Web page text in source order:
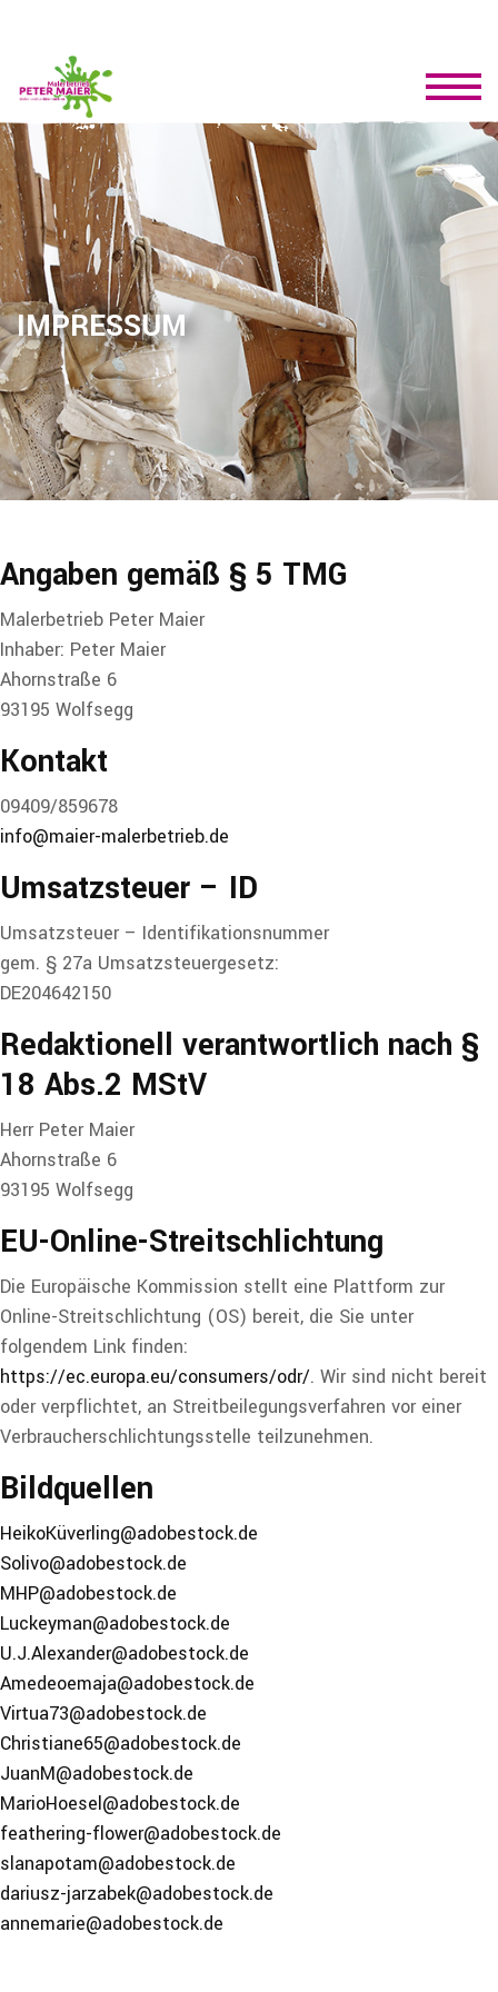
IMPRESSUM
Angaben gemäß § 5 TMG
Malerbetrieb Peter Maier
Inhaber: Peter Maier
Ahornstraße 6
93195 Wolfsegg
Kontakt
09409/859678
info@maier-malerbetrieb.de
Umsatzsteuer – ID
Umsatzsteuer – Identifikationsnummer
gem. § 27a Umsatzsteuergesetz:
DE204642150
Redaktionell verantwortlich nach §
18 Abs.2 MStV
Herr Peter Maier
Ahornstraße 6
93195 Wolfsegg
EU-Online-Streitschlichtung
Die Europäische Kommission stellt eine Plattform zur
Online-Streitschlichtung (OS) bereit, die Sie unter
folgendem Link finden:
https://ec.europa.eu/consumers/odr/. Wir sind nicht bereit
oder verpflichtet, an Streitbeilegungsverfahren vor einer
Verbraucherschlichtungsstelle teilzunehmen.
Bildquellen
HeikoKüverling@adobestock.de
Solivo@adobestock.de
MHP@adobestock.de
Luckeyman@adobestock.de
U.J.Alexander@adobestock.de
Amedeoemaja@adobestock.de
Virtua73@adobestock.de
Christiane65@adobestock.de
JuanM@adobestock.de
MarioHoesel@adobestock.de
feathering-flower@adobestock.de
slanapotam@adobestock.de
dariusz-jarzabek@adobestock.de
annemarie@adobestock.de